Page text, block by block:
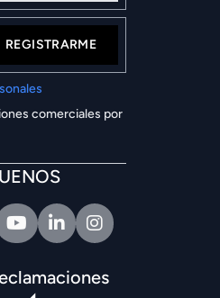
REGISTRARME
comerciales por
LinkedinIntagram